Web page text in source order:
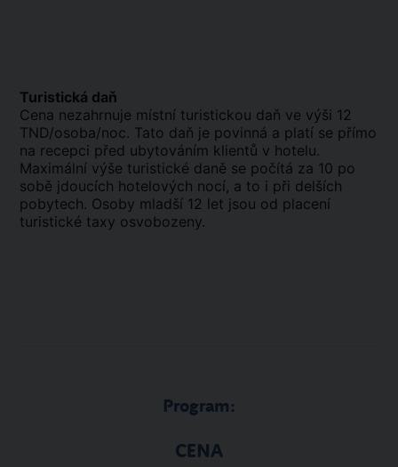
Turistická daň
Cena nezahrnuje místní turistickou daň ve výši 12
TND/osoba/noc. Tato daň je povinná a platí se přímo
na recepci před ubytováním klientů v hotelu.
Maximální výše turistické daně se počítá za 10 po
sobě jdoucích hotelových nocí, a to i při delších
pobytech. Osoby mladší 12 let jsou od placení
turistické taxy osvobozeny.
Program:
CENA